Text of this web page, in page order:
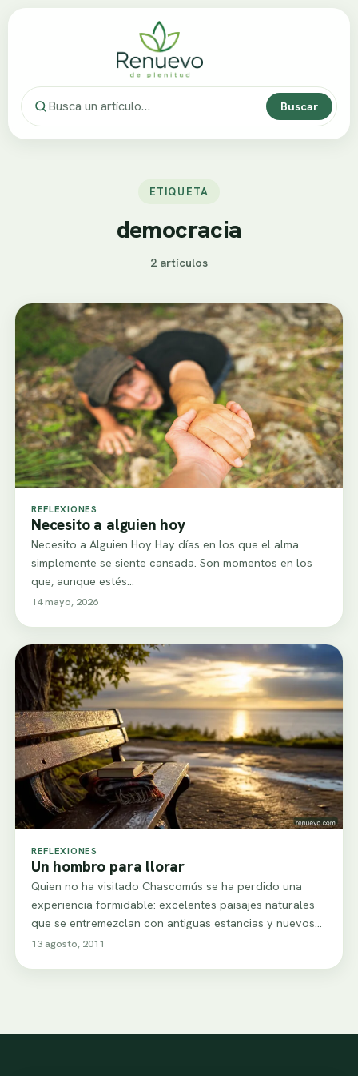
Buscar
ETIQUETA
democracia
2 artículos
REFLEXIONES
Necesito a alguien hoy
Necesito a Alguien Hoy Hay días en los que el alma
simplemente se siente cansada. Son momentos en los
que, aunque estés…
14 mayo, 2026
REFLEXIONES
Un hombro para llorar
Quien no ha visitado Chascomús se ha perdido una
experiencia formidable: excelentes paisajes naturales
que se entremezclan con antiguas estancias y nuevos…
13 agosto, 2011